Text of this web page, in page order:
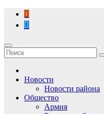
Перейти
содержимому
Новости
Новости района
Общество
Армия